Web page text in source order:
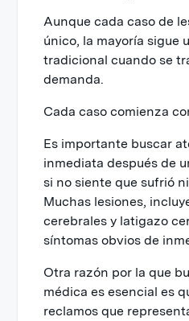
Aunque cada caso de
único, la mayoría sigue
tradicional cuando se
demanda.
Cada caso comienza
Es importante buscar
inmediata después de
si no siente que sufrió
Muchas lesiones,
cerebrales y latigazo
síntomas obvios de
Otra razón por la que
médica es esencial es
reclamos que